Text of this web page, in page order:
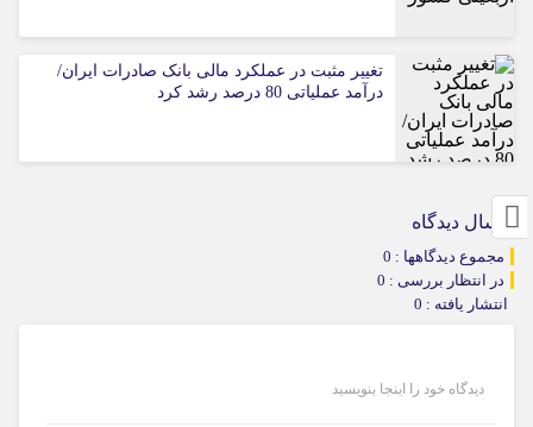
تغییر مثبت در عملکرد مالی بانک صادرات ایران/
درآمد عملیاتی 80 درصد رشد کرد
ارسال دیدگاه
مجموع دیدگاهها : 0
در انتظار بررسی : 0
انتشار یافته : 0
دیدگاه خود را اینجا بنویسید